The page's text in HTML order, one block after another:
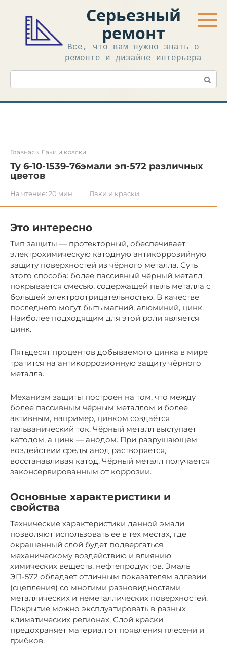
контенту
Серьезный
ремонт
Все, что вам нужно знать о
ремонте и дизайне интерьера
Поиск:
Главная » Лаки и краски
Ту 6-10-1539-76эмали эп-572 различных
цветов
На чтение: 20 мин Лаки и краски
Это интересно
Тип защиты — протекторный, обеспечивает
электрохимическую катодную антикоррозийную
защиту поверхностей из чёрного металла. Суть
этого способа: более пассивный чёрный металл
покрывается смесью, содержащей пыль металла с
большей электроотрицательностью. В качестве
последнего могут быть магний, алюминий, цинк.
Наиболее подходящим для этой роли является
цинк.
Пятьдесят процентов добываемого цинка в мире
тратится на антикоррозионную защиту чёрного
металла.
Механизм защиты построен на том, что между
более пассивным чёрным металлом и более
активным, например, цинком создаётся
гальванический ток. Чёрный металл выступает
катодом, а цинк — анодом. При разрушающем
воздействии среды анод растворяется,
восстанавливая катод. Чёрный металл получается
законсервированным от коррозии.
Основные характеристики и
свойства
Технические характеристики данной эмали
позволяют использовать ее в тех местах, где
окрашенный слой будет подвергаться
механическому воздействию и влиянию
химических веществ, нефтепродуктов. Эмаль
ЭП-572 обладает отличным показателям адгезии
(сцепления) со многими разновидностями
металлических и неметаллических поверхностей.
Покрытие можно эксплуатировать в разных
климатических регионах. Слой краски
предохраняет материал от появления плесени и
грибков.